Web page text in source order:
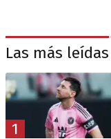
Las más leídas
1